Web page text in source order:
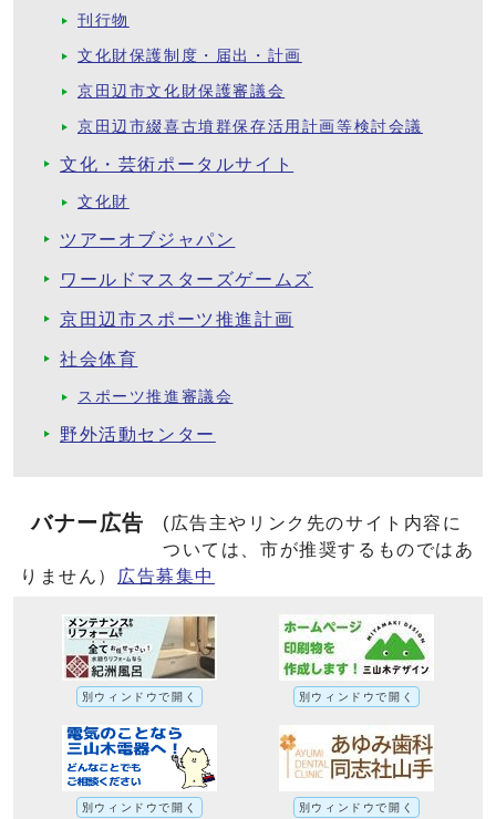
刊行物
文化財保護制度・届出・計画
京田辺市文化財保護審議会
京田辺市綴喜古墳群保存活用計画等検討会議
文化・芸術ポータルサイト
文化財
ツアーオブジャパン
ワールドマスターズゲームズ
京田辺市スポーツ推進計画
社会体育
スポーツ推進審議会
野外活動センター
バナー広告
(広告主やリンク先のサイト内容に
ついては、市が推奨するものではあ
りません）
広告募集中
別ウィンドウで開く 別ウィンドウで開く
別ウィンドウで開く 別ウィンドウで開く